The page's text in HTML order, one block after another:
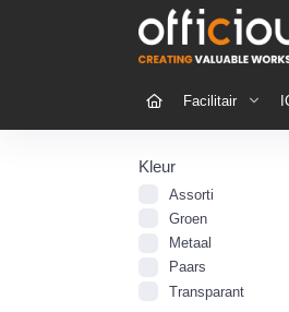
Facilitair
Kleur
Assorti
Groen
Metaal
Paars
Transparant